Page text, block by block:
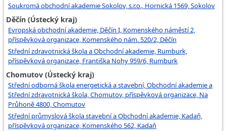
Soukromá obchodní akademie Sokolov, s.r.o., Hornická 1569, Sokolov
Děčín (Ústecký kraj)
Evropská obchodní akademie, Děčín I, Komenského náměstí 2,
příspěvková organizace, Komenského nám. 520/2, Děčín
Střední zdravotnická škola a Obchodní akademie, Rumburk,
příspěvková organizace, Františka Nohy 959/6, Rumburk
Chomutov (Ústecký kraj)
Střední odborná škola energetická a stavební, Obchodní akademie a
Střední zdravotnická škola, Chomutov, příspěvková organizace, Na
Průhoně 4800, Chomutov
Střední průmyslová škola stavební a Obchodní akademie, Kadaň,
příspěvková organizace, Komenského 562, Kadaň